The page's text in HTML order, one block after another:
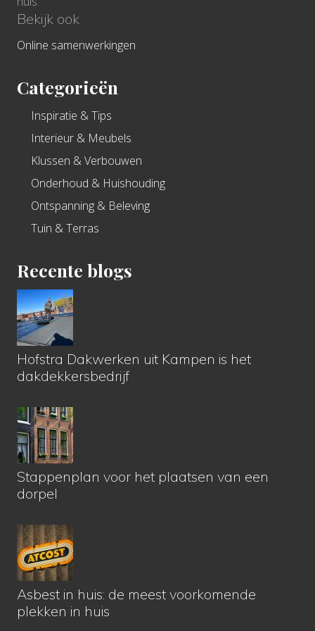
Bekijk ook
Online samenwerkingen
Categorieën
Inspiratie & Tips
Interieur & Meubels
Klussen & Verbouwen
Onderhoud & Huishouding
Ontspanning & Beleving
Tuin & Terras
Recente blogs
Hofstra Dakwerken uit Kampen is het
dakdekkersbedrijf
Stappenplan voor het plaatsen van een
dorpel
Asbest in huis: de meest voorkomende
plekken in huis